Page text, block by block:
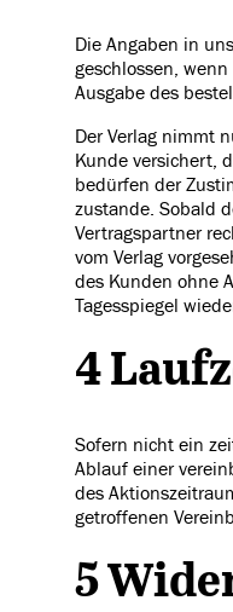
Die Angaben in
geschlossen,
Ausgabe des
Der Verlag nimmt
Kunde versichert,
bedürfen der
zustande. Sobald
Vertragspartner
vom Verlag
des Kunden ohne
Tagesspiegel
4
Sofern nicht ein
Ablauf einer
des
getroffenen
5